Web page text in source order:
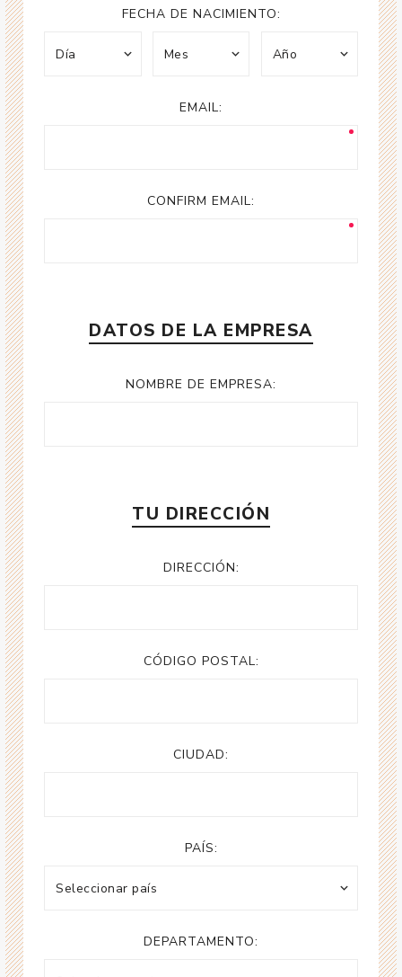
FECHA DE NACIMIENTO:
EMAIL:
CONFIRM EMAIL:
DATOS DE LA EMPRESA
NOMBRE DE EMPRESA:
TU DIRECCIÓN
DIRECCIÓN:
CÓDIGO POSTAL:
CIUDAD:
PAÍS:
DEPARTAMENTO: